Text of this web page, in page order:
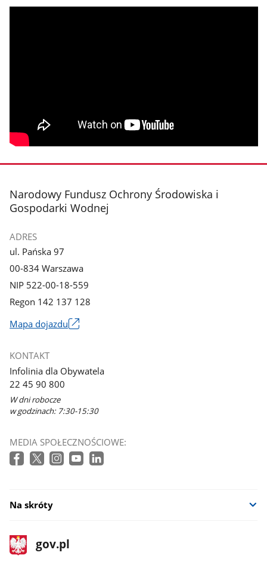
stopka
Narodowy Fundusz Ochrony Środowiska i
Gospodarki Wodnej
ADRES
ul. Pańska 97
00-834 Warszawa
NIP 522-00-18-559
Regon 142 137 128
Mapa dojazdu
się
w
nowym
oknie
KONTAKT
Infolinia dla Obywatela
22 45 90 800
W dni robocze
w godzinach: 7:30-15:30
MEDIA SPOŁECZNOŚCIOWE:
Na skróty
stopka
gov.pl
Strona
gov.pl